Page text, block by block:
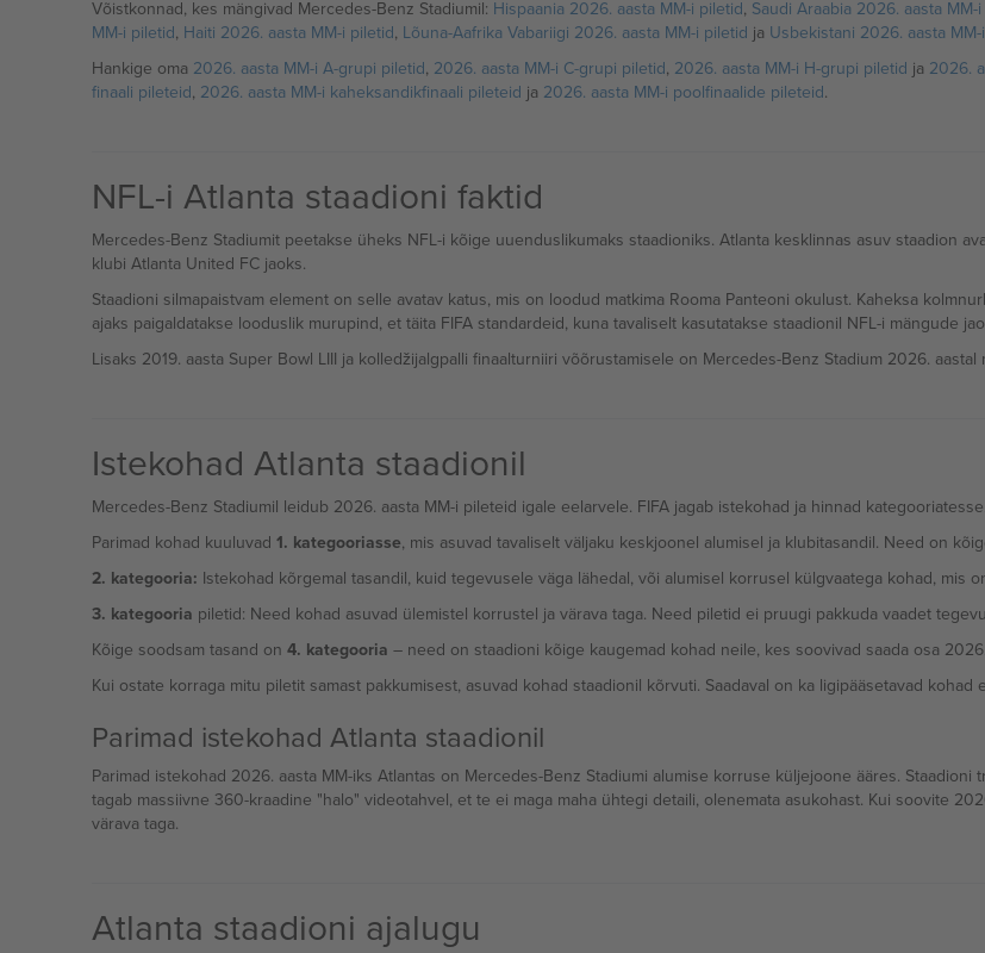
Võistkonnad, kes mängivad Mercedes-Benz Stadiumil: Hispaania 2026. aasta MM-i piletid, Saudi Araabia 2026. aasta MM-
MM-i piletid, Haiti 2026. aasta MM-i piletid, Lõuna-Aafrika Vabariigi 2026. aasta MM-i piletid ja Usbekistani 2026. aasta
Hankige oma 2026. aasta MM-i A-grupi piletid, 2026. aasta MM-i C-grupi piletid, 2026. aasta MM-i H-grupi piletid ja 2026.
finaali pileteid, 2026. aasta MM-i kaheksandikfinaali pileteid ja 2026. aasta MM-i poolfinaalide pileteid.
NFL-i Atlanta staadioni faktid
Mercedes-Benz Stadiumit peetakse üheks NFL-i kõige uuenduslikumaks staadioniks. Atlanta kesklinnas asuv staadion
klubi Atlanta United FC jaoks.
Staadioni silmapaistvam element on selle avatav katus, mis on loodud matkima Rooma Panteoni okulust. Kaheksa
ajaks paigaldatakse looduslik murupind, et täita FIFA standardeid, kuna tavaliselt kasutatakse staadionil NFL-i mängude
Lisaks 2019. aasta Super Bowl LIII ja kolledžijalgpalli finaalturniiri võõrustamisele on Mercedes-Benz Stadium 2026.
Istekohad Atlanta staadionil
Mercedes-Benz Stadiumil leidub 2026. aasta MM-i pileteid igale eelarvele. FIFA jagab istekohad ja hinnad
Parimad kohad kuuluvad 1. kategooriasse, mis asuvad tavaliselt väljaku keskjoonel alumisel ja klubitasandil. Need on
2. kategooria: Istekohad kõrgemal tasandil, kuid tegevusele väga lähedal, või alumisel korrusel külgvaatega kohad, mis
3. kategooria piletid: Need kohad asuvad ülemistel korrustel ja värava taga. Need piletid ei pruugi pakkuda vaadet
Kõige soodsam tasand on 4. kategooria – need on staadioni kõige kaugemad kohad neile, kes soovivad saada osa
Kui ostate korraga mitu piletit samast pakkumisest, asuvad kohad staadionil kõrvuti. Saadaval on ka ligipääsetavad kohad
Parimad istekohad Atlanta staadionil
Parimad istekohad 2026. aasta MM-iks Atlantas on Mercedes-Benz Stadiumi alumise korruse küljejoone ääres.
tagab massiivne 360-kraadine "halo" videotahvel, et te ei maga maha ühtegi detaili, olenemata asukohast. Kui soovite
värava taga.
Atlanta staadioni ajalugu